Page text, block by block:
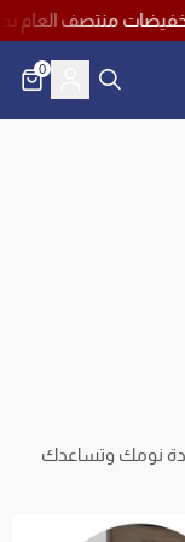
كود خصم اضافي 10% وشحن مجاني لجميع مناطق المملكة
0
نومك وتساعدك